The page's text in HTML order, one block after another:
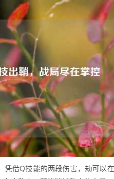
借Q技能的两段伤害，劫可以